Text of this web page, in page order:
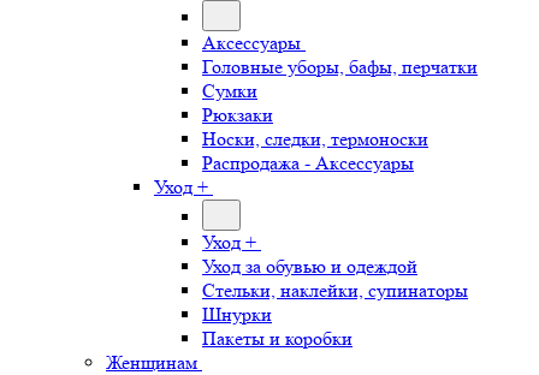
Аксессуары
Головные уборы, бафы, перчатки
Сумки
Рюкзаки
Носки, следки, термоноски
Распродажа - Аксессуары
Уход +
Уход +
Уход за обувью и одеждой
Стельки, наклейки, супинаторы
Шнурки
Пакеты и коробки
Женщинам